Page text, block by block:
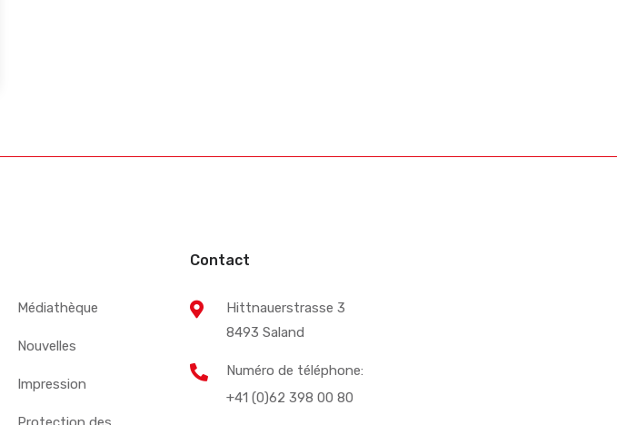
Médiathèque
Nouvelles
Impression
Contact
Hittnauerstrasse 3
8493 Saland
Numéro de téléphone:
+41 (0)62 398 00 80